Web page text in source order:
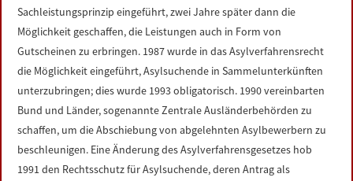
Sachleistungsprinzip eingeführt, zwei Jahre später dann die
Möglichkeit geschaffen, die Leistungen auch in Form von
Gutscheinen zu erbringen. 1987 wurde in das Asylverfahrensrecht
die Möglichkeit eingeführt, Asylsuchende in Sammelunterkünften
unterzubringen; dies wurde 1993 obligatorisch. 1990 vereinbarten
Bund und Länder, sogenannte Zentrale Ausländerbehörden zu
schaffen, um die Abschiebung von abgelehnten Asylbewerbern zu
beschleunigen. Eine Änderung des Asylverfahrensgesetzes hob
1991 den Rechtsschutz für Asylsuchende, deren Antrag als